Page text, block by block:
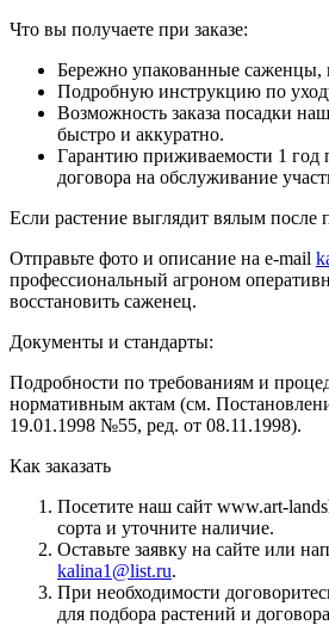
Что вы получаете при заказе:
Бережно упакованные саженцы,
Подробную инструкцию по
Возможность заказа посадки
быстро и аккуратно.
Гарантию приживаемости 1 год
договора на обслуживание
Если растение выглядит вялым после
Отправьте фото и описание на e-mail
профессиональный агроном
восстановить саженец.
Документы и стандарты:
Подробности по требованиям и
нормативным актам (см.
19.01.1998 №55, ред. от 08.11.1998).
Как заказать
Посетите наш сайт www.art-
сорта и уточните наличие.
Оставьте заявку на сайте или
kalina1@list.ru.
При необходимости
для подбора растений и